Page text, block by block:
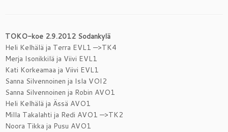
TOKO-koe 2.9.2012 Sodankylä
Heli Kelhälä ja Terra EVL1 —>TK4
Merja Isonikkilä ja Viivi EVL1
Kati Korkeamaa ja Viivi EVL1
Sanna Silvennoinen ja Isla VOI2
Sanna Silvennoinen ja Robin AVO1
Heli Kelhälä ja Ässä AVO1
Milla Takalahti ja Redi AVO1 —>TK2
Noora Tikka ja Pusu AVO1